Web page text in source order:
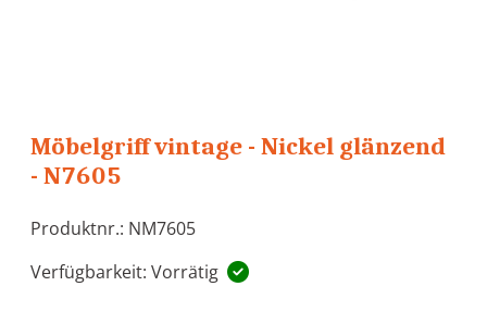
Möbelgriff vintage - Nickel glänzend
- N7605
Produktnr.: NM7605
Verfügbarkeit: Vorrätig